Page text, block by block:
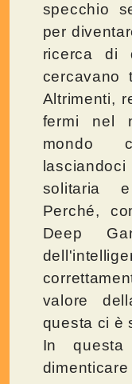
specchio
per
ricerca di
cercavano
Altrimenti,
fermi nel
mondo
solitaria
Perché,
Deep
valore
questa ci è
In questa